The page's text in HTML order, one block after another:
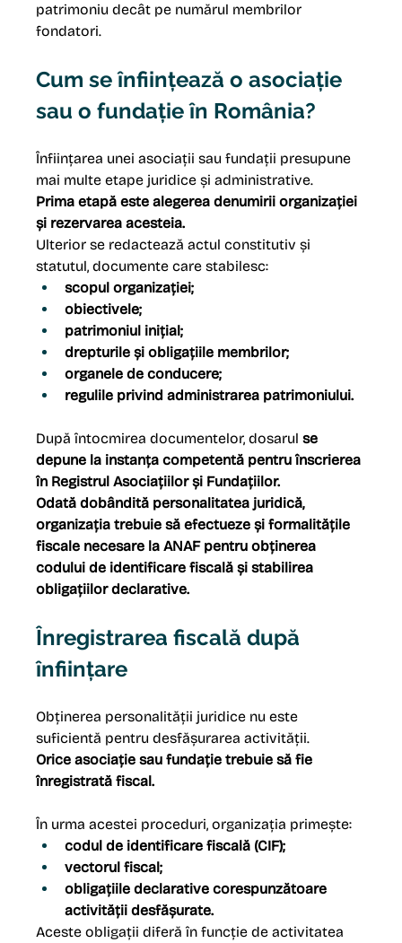
patrimoniu decât pe numărul membrilor
fondatori.
Cum se înființează o asociație
sau o fundație în România?
Înființarea unei asociații sau fundații presupune
mai multe etape juridice și administrative.
Prima etapă este alegerea denumirii organizației
și rezervarea acesteia.
Ulterior se redactează actul constitutiv și
statutul, documente care stabilesc:
scopul organizației;
obiectivele;
patrimoniul inițial;
drepturile și obligațiile membrilor;
organele de conducere;
regulile privind administrarea patrimoniului.
După întocmirea documentelor, dosarul se
depune la instanța competentă pentru înscrierea
în Registrul Asociațiilor și Fundațiilor.
Odată dobândită personalitatea juridică,
organizația trebuie să efectueze și formalitățile
fiscale necesare la ANAF pentru obținerea
codului de identificare fiscală și stabilirea
obligațiilor declarative.
Înregistrarea fiscală după
înființare
Obținerea personalității juridice nu este
suficientă pentru desfășurarea activității.
Orice asociație sau fundație trebuie să fie
înregistrată fiscal.
În urma acestei proceduri, organizația primește:
codul de identificare fiscală (CIF);
vectorul fiscal;
obligațiile declarative corespunzătoare
activității desfășurate.
Aceste obligații diferă în funcție de activitatea